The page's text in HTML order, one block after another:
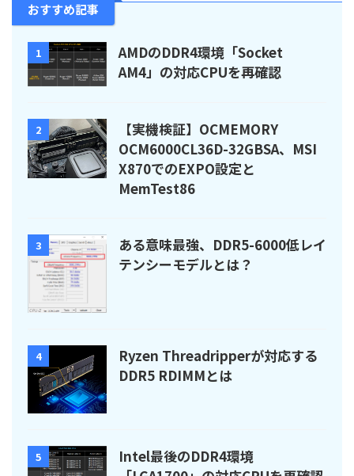
おすすめ記事
1
AMDのDDR4環境「Socket
AM4」の対応CPUを再確認
2
【実機検証】OCMEMORY
OCM6000CL36D-32GBSA、MSI
X870でのEXPO設定と
MemTest86
3
ある意味最強、DDR5-6000低レイ
テンシーモデルとは？
4
Ryzen Threadripperが対応する
DDR5 RDIMMとは
5
Intel最後のDDR4環境